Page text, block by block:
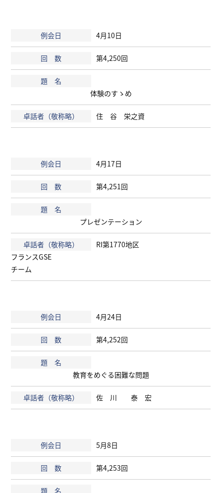
4月10日
第4,250回
体験のすゝめ
住 谷 栄之資
4月17日
第4,251回
プレゼンテーション
RI第1770地区
フランスGSE
チーム
4月24日
第4,252回
教育をめぐる困難な問題
佐 川 泰 宏
5月8日
第4,253回